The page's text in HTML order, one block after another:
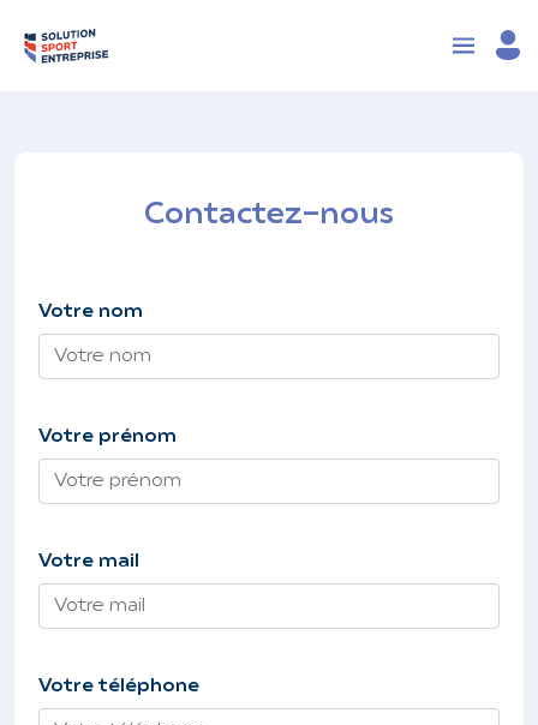
Contactez-nous
Votre nom
Votre prénom
Votre mail
Votre téléphone